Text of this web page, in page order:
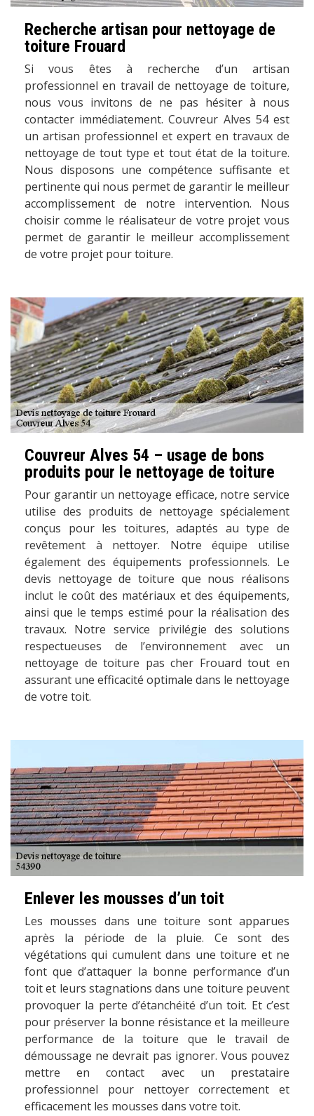
Recherche artisan pour nettoyage de
toiture Frouard
Si vous êtes à recherche d’un artisan
professionnel en travail de nettoyage de toiture,
nous vous invitons de ne pas hésiter à nous
contacter immédiatement. Couvreur Alves 54 est
un artisan professionnel et expert en travaux de
nettoyage de tout type et tout état de la toiture.
Nous disposons une compétence suffisante et
pertinente qui nous permet de garantir le meilleur
accomplissement de notre intervention. Nous
choisir comme le réalisateur de votre projet vous
permet de garantir le meilleur accomplissement
de votre projet pour toiture.
Couvreur Alves 54 – usage de bons
produits pour le nettoyage de toiture
Pour garantir un nettoyage efficace, notre service
utilise des produits de nettoyage spécialement
conçus pour les toitures, adaptés au type de
revêtement à nettoyer. Notre équipe utilise
également des équipements professionnels. Le
devis nettoyage de toiture que nous réalisons
inclut le coût des matériaux et des équipements,
ainsi que le temps estimé pour la réalisation des
travaux. Notre service privilégie des solutions
respectueuses de l’environnement avec un
nettoyage de toiture pas cher Frouard tout en
assurant une efficacité optimale dans le nettoyage
de votre toit.
Enlever les mousses d’un toit
Les mousses dans une toiture sont apparues
après la période de la pluie. Ce sont des
végétations qui cumulent dans une toiture et ne
font que d’attaquer la bonne performance d’un
toit et leurs stagnations dans une toiture peuvent
provoquer la perte d’étanchéité d’un toit. Et c’est
pour préserver la bonne résistance et la meilleure
performance de la toiture que le travail de
démoussage ne devrait pas ignorer. Vous pouvez
mettre en contact avec un prestataire
professionnel pour nettoyer correctement et
efficacement les mousses dans votre toit.